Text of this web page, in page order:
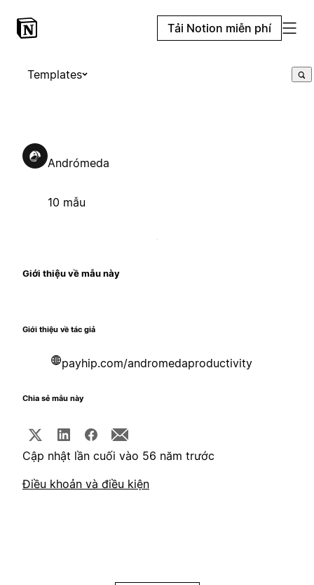
Tải Notion miễn phí
Templates
Andrómeda
10 mẫu
Giới thiệu về mẫu này
Giới thiệu về tác giả
payhip.com/andromedaproductivity
Chia sẻ mẫu này
Cập nhật lần cuối vào 56 năm trước
Điều khoản và điều kiện